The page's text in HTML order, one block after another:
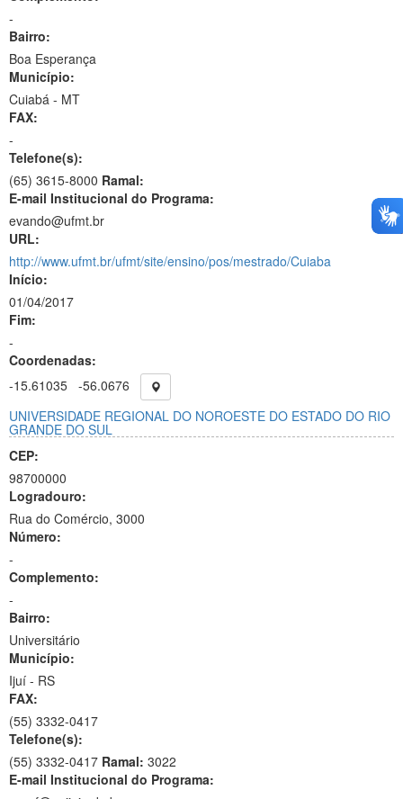
-
Bairro:
Boa Esperança
Município:
Cuiabá - MT
FAX:
-
Telefone(s):
(65) 3615-8000 Ramal:
E-mail Institucional do Programa:
evando@ufmt.br
URL:
http://www.ufmt.br/ufmt/site/ensino/pos/mestrado/Cuiaba
Início:
01/04/2017
Fim:
-
Coordenadas:
-15.61035 -56.0676
UNIVERSIDADE REGIONAL DO NOROESTE DO ESTADO DO RIO
GRANDE DO SUL
CEP:
98700000
Logradouro:
Rua do Comércio, 3000
Número:
-
Complemento:
-
Bairro:
Universitário
Município:
Ijuí - RS
FAX:
(55) 3332-0417
Telefone(s):
(55) 3332-0417 Ramal: 3022
E-mail Institucional do Programa: